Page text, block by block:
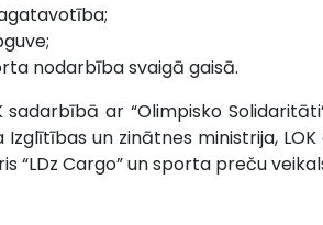
nodarbība svaigā gaisā.
sadarbībā ar “Olimpisko
un zinātnes ministrija,
“LDz Cargo” un sporta preču